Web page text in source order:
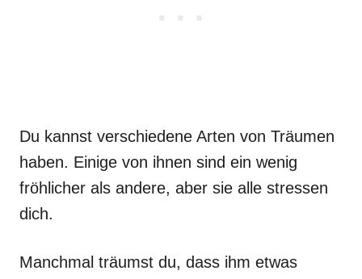
Du kannst verschiedene Arten von Träumen
haben. Einige von ihnen sind ein wenig
fröhlicher als andere, aber sie alle stressen
dich.
Manchmal träumst du, dass ihm etwas